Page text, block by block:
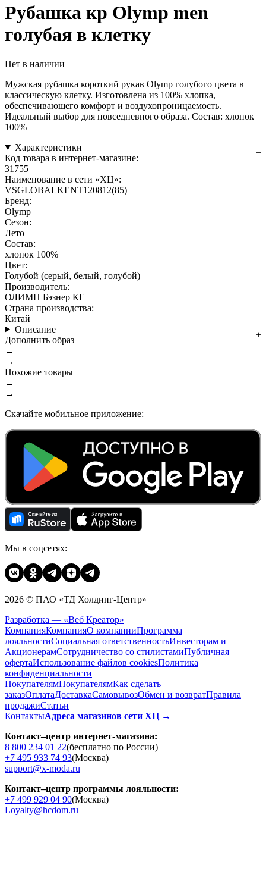
Рубашка кр Olymp men
голубая в клетку
Нет в наличии
Мужская рубашка короткий рукав Olymp голубого цвета в
классическую клетку. Изготовлена из 100% хлопка,
обеспечивающего комфорт и воздухопроницаемость.
Идеальный выбор для повседневного образа. Состав: хлопок
100%
Характеристики
Код товара в интернет-магазине:
31755
Наименование в сети «ХЦ»:
VSGLOBALKENT120812(85)
Бренд:
Olymp
Сезон:
Лето
Состав:
хлопок 100%
Цвет:
Голубой (серый, белый, голубой)
Производитель:
ОЛИМП Бэзнер КГ
Страна производства:
Китай
Описание
Дополнить образ
←
→
Похожие товары
←
→
Скачайте мобильное приложение:
Мы в соцсетях:
2026 © ПАО «ТД Холдинг-Центр»
Разработка — «Веб Креатор»
КомпанияКомпанияО компанииПрограмма
лояльностиСоциальная ответственностьИнвесторам и
АкционерамСотрудничество со стилистамиПубличная
офертаИспользование файлов cookiesПолитика
конфиденциальности
ПокупателямПокупателямКак сделать
заказОплатаДоставкаCамовывозОбмен и возвратПравила
продажиСтатьи
КонтактыАдреса магазинов сети ХЦ →
Контакт–центр интернет-магазина:
8 800 234 01 22(бесплатно по России)
+7 495 933 74 93(Москва)
support@x-moda.ru
Контакт–центр программы лояльности:
+7 499 929 04 90(Москва)
Loyalty@hcdom.ru